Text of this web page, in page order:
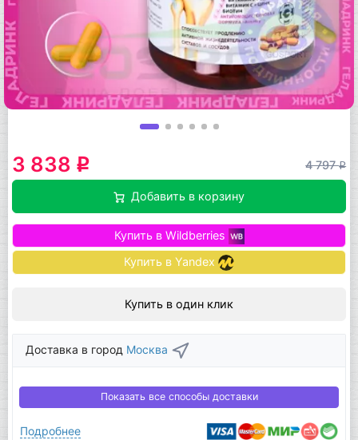
3 838 q 4 797q
Добавить в корзину
Купить в Wildberries
Купить в Yandex
Купить в один клик
Доставка в город Москва
Показать все способы доставки
Подробнее